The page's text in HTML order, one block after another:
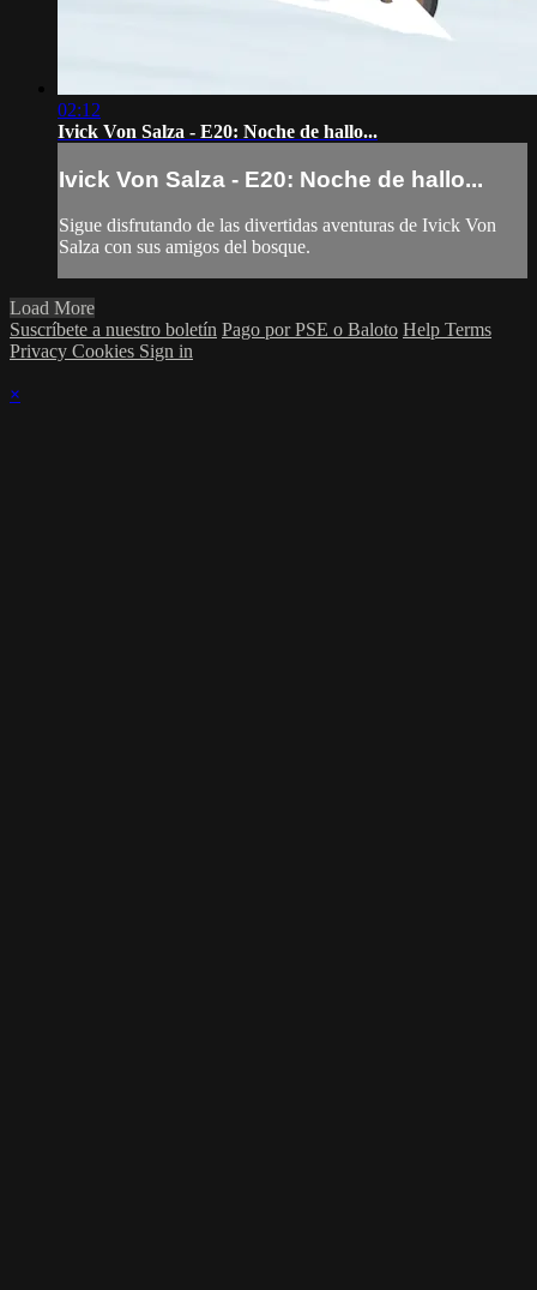
02:12
Ivick Von Salza - E20: Noche de hallo...
Ivick Von Salza - E20: Noche de hallo...
Sigue disfrutando de las divertidas aventuras de Ivick Von
Salza con sus amigos del bosque.
Load More
Suscríbete a nuestro boletín Pago por PSE o Baloto Help Terms
Privacy Cookies Sign in
×